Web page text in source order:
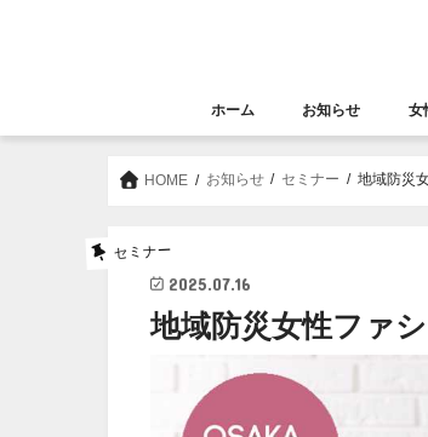
ホーム お知らせ 女
HOME お知らせ セミナー 地域防災
セミナー
2025.07.16
地域防災女性ファ